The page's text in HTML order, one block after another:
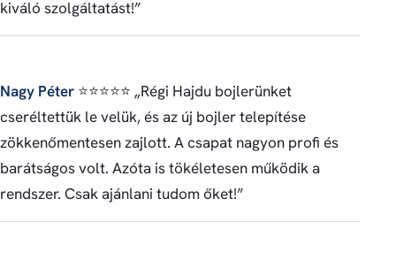
kiváló szolgáltatást!”
Nagy Péter ⭐⭐⭐⭐⭐ „Régi Hajdu bojlerünket
cseréltettük le velük, és az új bojler telepítése
zökkenőmentesen zajlott. A csapat nagyon profi és
barátságos volt. Azóta is tökéletesen működik a
rendszer. Csak ajánlani tudom őket!”